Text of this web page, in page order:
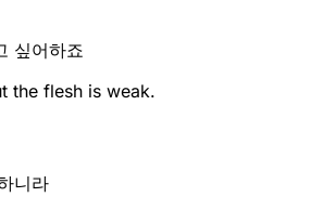
싶어하죠
the flesh is weak.
니라